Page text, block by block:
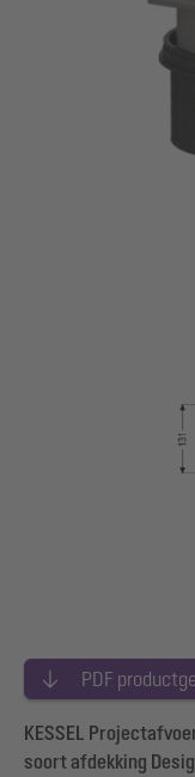
PDF
KESSEL
soort afdekking